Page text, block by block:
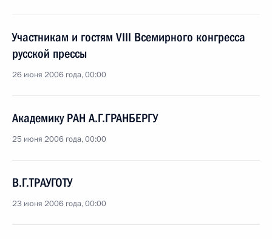
Участникам и гостям VIII Всемирного конгресса
русской прессы
26 июня 2006 года, 00:00
Академику РАН А.Г.ГРАНБЕРГУ
25 июня 2006 года, 00:00
В.Г.ТРАУГОТУ
23 июня 2006 года, 00:00